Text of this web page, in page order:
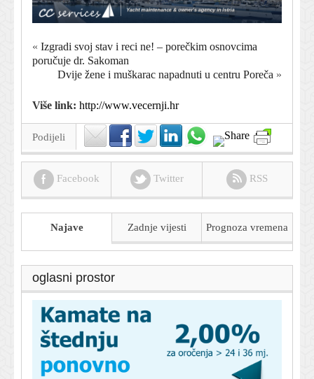
« Izgradi svoj stav i reci ne! – porečkim osnovcima
poručuje dr. Sakoman
Dvije žene i muškarac napadnuti u centru Poreča »
Više link: http://www.vecernji.hr
Podijeli
Facebook Twitter RSS
Najave Zadnje vijesti Prognoza vremena
oglasni prostor